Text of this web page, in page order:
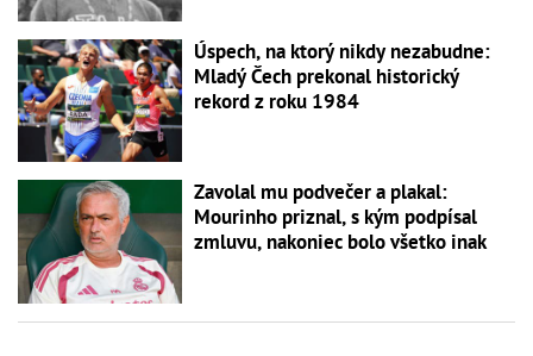
Úspech, na ktorý nikdy nezabudne:
Mladý Čech prekonal historický
rekord z roku 1984
Zavolal mu podvečer a plakal:
Mourinho priznal, s kým podpísal
zmluvu, nakoniec bolo všetko inak